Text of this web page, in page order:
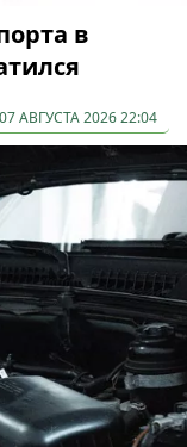
в
07 АВГУСТА 2026 22:04